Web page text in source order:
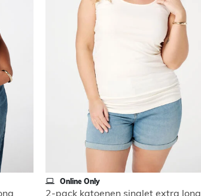
Online Only
2-pack katoenen singlet extra long